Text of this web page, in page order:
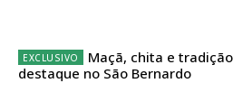
12
Maçã, chita e
destaque no São Bernardo